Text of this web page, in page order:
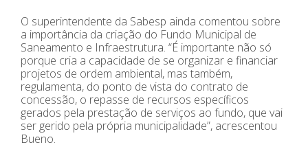
O superintendente da Sabesp ainda comentou sobre
a importância da criação do Fundo Municipal de
Saneamento e Infraestrutura. “É importante não só
porque cria a capacidade de se organizar e financiar
projetos de ordem ambiental, mas também,
regulamenta, do ponto de vista do contrato de
concessão, o repasse de recursos específicos
gerados pela prestação de serviços ao fundo, que vai
ser gerido pela própria municipalidade”, acrescentou
Bueno.